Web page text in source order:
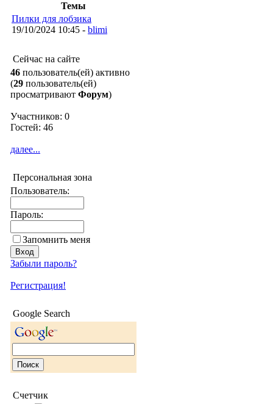
Темы
Пилки для лобзика
19/10/2024 10:45 - blimi
Сейчас на сайте
46 пользователь(ей) активно
(29 пользователь(ей)
просматривают Форум)
Участников: 0
Гостей: 46
далее...
Персональная зона
Пользователь:
Пароль:
Запомнить меня
Забыли пароль?
Регистрация!
Google Search
Счетчик